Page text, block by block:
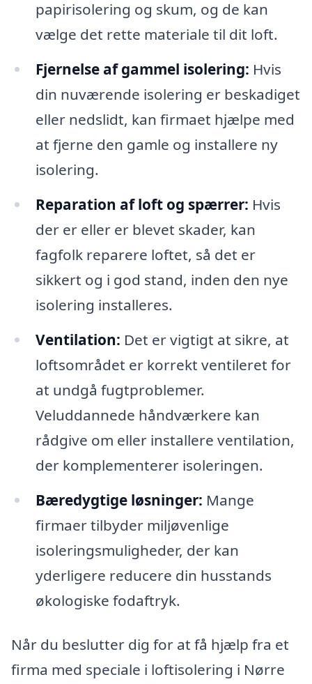
papirisolering og skum, og de kan
vælge det rette materiale til dit loft.
Fjernelse af gammel isolering: Hvis
din nuværende isolering er beskadiget
eller nedslidt, kan firmaet hjælpe med
at fjerne den gamle og installere ny
isolering.
Reparation af loft og spærrer: Hvis
der er eller er blevet skader, kan
fagfolk reparere loftet, så det er
sikkert og i god stand, inden den nye
isolering installeres.
Ventilation: Det er vigtigt at sikre, at
loftsområdet er korrekt ventileret for
at undgå fugtproblemer.
Veluddannede håndværkere kan
rådgive om eller installere ventilation,
der komplementerer isoleringen.
Bæredygtige løsninger: Mange
firmaer tilbyder miljøvenlige
isoleringsmuligheder, der kan
yderligere reducere din husstands
økologiske fodaftryk.
Når du beslutter dig for at få hjælp fra et
firma med speciale i loftisolering i Nørre